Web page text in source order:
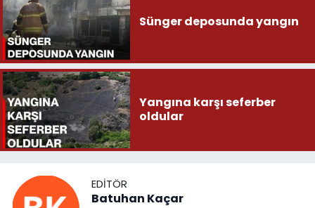
Sünger deposunda yangın
Yangına karşı seferber
oldular
EDITÖR
Batuhan Kaçar